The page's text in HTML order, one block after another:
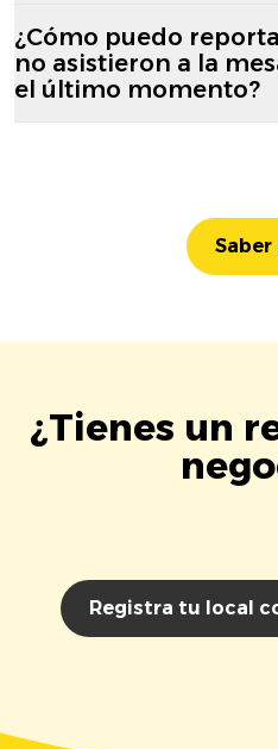
¿Cómo puedo
no asistieron a la
el último momento?
Saber
¿Tienes un
Registra tu local